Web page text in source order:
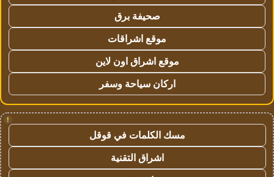
صحيفة برق
موقع اشراقات
موقع اشراق اون لاين
اركان سياحة وسفر
!
مسك الكلمات في قوقل
اشراق التقنية